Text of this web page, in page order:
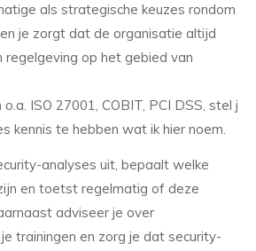
als strategische keuzes rondom
je zorgt dat de organisatie altijd
op het gebied van
ISO 27001, COBIT, PCI DSS, stel
kennis te hebben wat ik hier noem.
analyses uit, bepaalt welke
en toetst regelmatig of deze
adviseer je over
trainingen en zorg je dat security-